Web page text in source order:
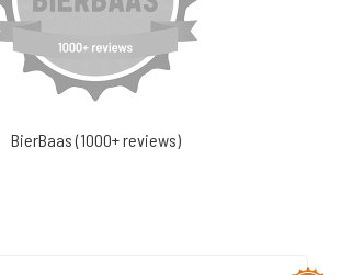
BierBaas (1000+ reviews)